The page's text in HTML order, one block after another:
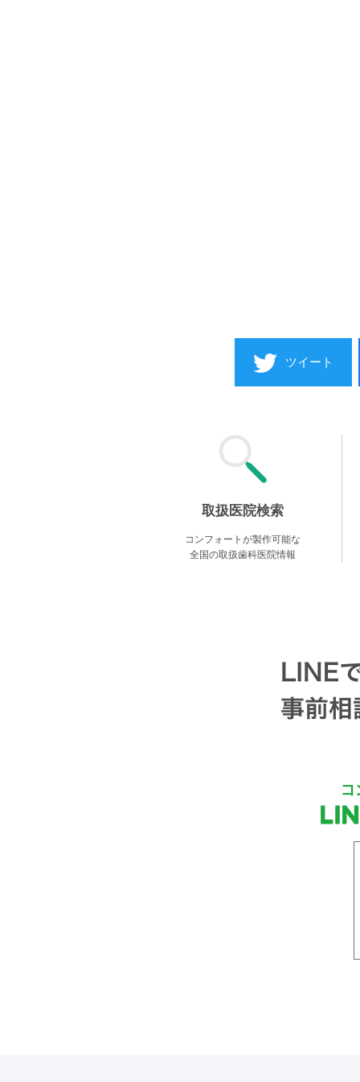
ツイート
取扱医院検索
コンフォートが製作可能な
全国の取扱歯科医院情報